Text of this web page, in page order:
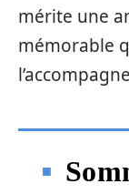
mérite une
mémorable